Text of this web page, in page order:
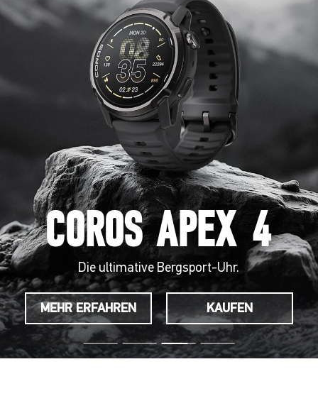
COROS APEX 4
Die ultimative Bergsport-Uhr.
MEHR ERFAHREN KAUFEN